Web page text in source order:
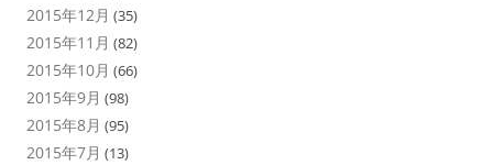
2015年12月 (35)
2015年11月 (82)
2015年10月 (66)
2015年9月 (98)
2015年8月 (95)
2015年7月 (13)